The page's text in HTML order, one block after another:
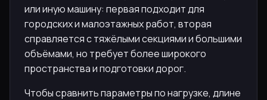
или иную машину: первая подходит для
городских и малоэтажных работ, вторая
справляется с тяжёлыми секциями и большими
объёмами, но требует более широкого
пространства и подготовки дорог.
Чтобы сравнить параметры по нагрузке, длине